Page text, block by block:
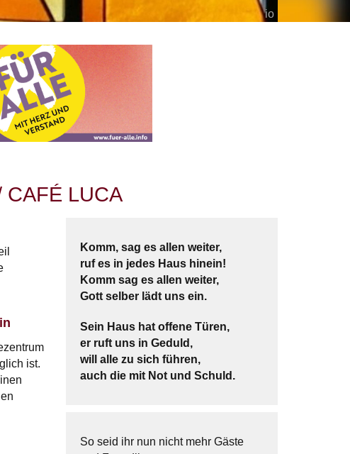
io
CAFÉ LUCA
ist.
Komm, sag es allen weiter,
ruf es in jedes Haus hinein!
Komm sag es allen weiter,
Gott selber lädt uns ein.
Sein Haus hat offene Türen,
er ruft uns in Geduld,
will alle zu sich führen,
auch die mit Not und Schuld.
So seid ihr nun nicht mehr Gäste